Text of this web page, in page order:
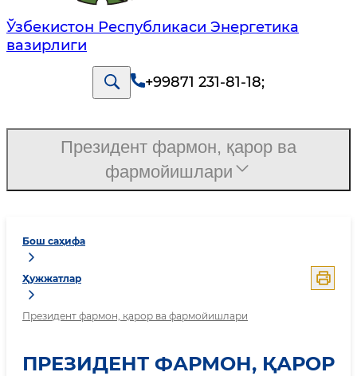
Ўзбекистон Республикаси Энергетика
вазирлиги
+99871 231-81-18;
Бош саҳифа
Ҳужжатлар
Президент фармон, қарор ва фармойишлари
ПРЕЗИДЕНТ ФАРМОН, ҚАРОР
Президент фармон, қарор ва
фармойишлари